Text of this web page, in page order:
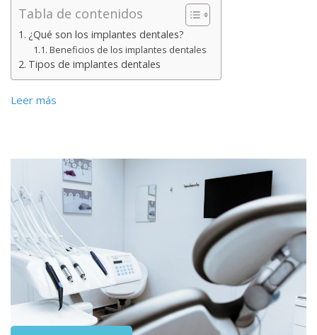
Tabla de contenidos
¿Qué son los implantes dentales?
Beneficios de los implantes dentales
Tipos de implantes dentales
Leer más